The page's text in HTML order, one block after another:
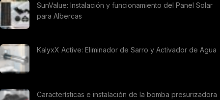
SunValue: Instalación y funcionamiento del Panel Solar
para Albercas
KalyxX Active: Eliminador de Sarro y Activador de Agua
Características e instalación de la bomba presurizadora